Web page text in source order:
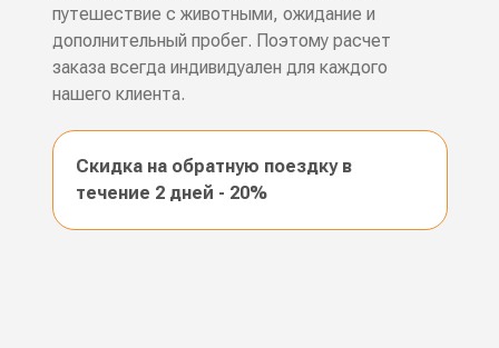
путешествие с животными, ожидание и
дополнительный пробег. Поэтому расчет
заказа всегда индивидуален для каждого
нашего клиента.
Скидка на обратную поездку в
течение 2 дней - 20%